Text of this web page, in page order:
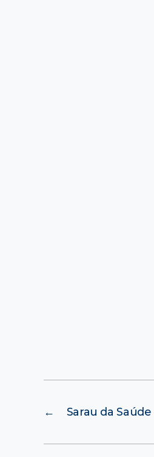
← Sarau da Saúde